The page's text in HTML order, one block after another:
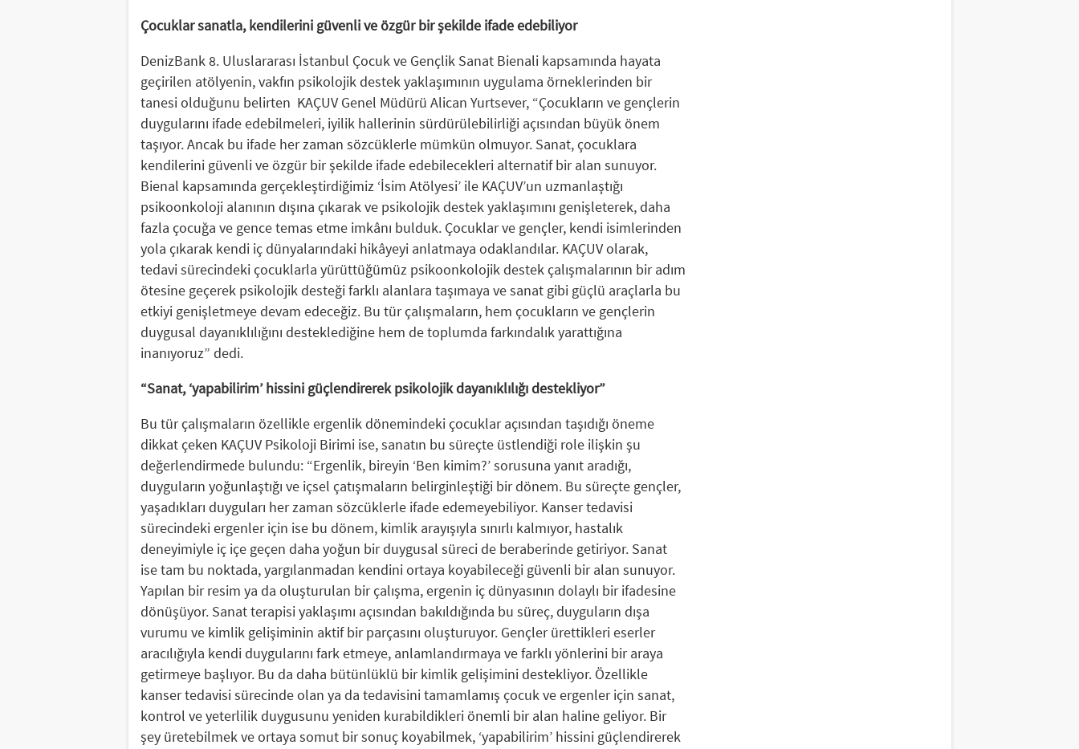
Çocuklar sanatla, kendilerini güvenli ve özgür bir şekilde ifade edebiliyor
DenizBank 8. Uluslararası İstanbul Çocuk ve Gençlik Sanat Bienali kapsamında hayata
geçirilen atölyenin, vakfın psikolojik destek yaklaşımının uygulama örneklerinden bir
tanesi olduğunu belirten KAÇUV Genel Müdürü Alican Yurtsever, “Çocukların ve gençlerin
duygularını ifade edebilmeleri, iyilik hallerinin sürdürülebilirliği açısından büyük önem
taşıyor. Ancak bu ifade her zaman sözcüklerle mümkün olmuyor. Sanat, çocuklara
kendilerini güvenli ve özgür bir şekilde ifade edebilecekleri alternatif bir alan sunuyor.
Bienal kapsamında gerçekleştirdiğimiz ‘İsim Atölyesi’ ile KAÇUV’un uzmanlaştığı
psikoonkoloji alanının dışına çıkarak ve psikolojik destek yaklaşımını genişleterek, daha
fazla çocuğa ve gence temas etme imkânı bulduk. Çocuklar ve gençler, kendi isimlerinden
yola çıkarak kendi iç dünyalarındaki hikâyeyi anlatmaya odaklandılar. KAÇUV olarak,
tedavi sürecindeki çocuklarla yürüttüğümüz psikoonkolojik destek çalışmalarının bir adım
ötesine geçerek psikolojik desteği farklı alanlara taşımaya ve sanat gibi güçlü araçlarla bu
etkiyi genişletmeye devam edeceğiz. Bu tür çalışmaların, hem çocukların ve gençlerin
duygusal dayanıklılığını desteklediğine hem de toplumda farkındalık yarattığına
inanıyoruz” dedi.
“Sanat, ‘yapabilirim’ hissini güçlendirerek psikolojik dayanıklılığı destekliyor”
Bu tür çalışmaların özellikle ergenlik dönemindeki çocuklar açısından taşıdığı öneme
dikkat çeken KAÇUV Psikoloji Birimi ise, sanatın bu süreçte üstlendiği role ilişkin şu
değerlendirmede bulundu: “Ergenlik, bireyin ‘Ben kimim?’ sorusuna yanıt aradığı,
duyguların yoğunlaştığı ve içsel çatışmaların belirginleştiği bir dönem. Bu süreçte gençler,
yaşadıkları duyguları her zaman sözcüklerle ifade edemeyebiliyor. Kanser tedavisi
sürecindeki ergenler için ise bu dönem, kimlik arayışıyla sınırlı kalmıyor, hastalık
deneyimiyle iç içe geçen daha yoğun bir duygusal süreci de beraberinde getiriyor. Sanat
ise tam bu noktada, yargılanmadan kendini ortaya koyabileceği güvenli bir alan sunuyor.
Yapılan bir resim ya da oluşturulan bir çalışma, ergenin iç dünyasının dolaylı bir ifadesine
dönüşüyor. Sanat terapisi yaklaşımı açısından bakıldığında bu süreç, duyguların dışa
vurumu ve kimlik gelişiminin aktif bir parçasını oluşturuyor. Gençler ürettikleri eserler
aracılığıyla kendi duygularını fark etmeye, anlamlandırmaya ve farklı yönlerini bir araya
getirmeye başlıyor. Bu da daha bütünlüklü bir kimlik gelişimini destekliyor. Özellikle
kanser tedavisi sürecinde olan ya da tedavisini tamamlamış çocuk ve ergenler için sanat,
kontrol ve yeterlilik duygusunu yeniden kurabildikleri önemli bir alan haline geliyor. Bir
şey üretebilmek ve ortaya somut bir sonuç koyabilmek, ‘yapabilirim’ hissini güçlendirerek